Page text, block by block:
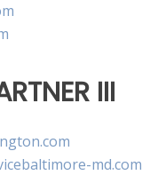
III
md.com